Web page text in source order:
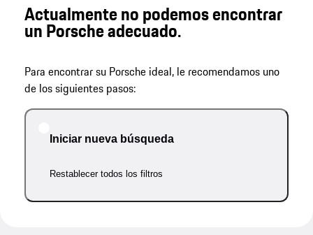
Actualmente no podemos encontrar
un Porsche adecuado.
Para encontrar su Porsche ideal, le recomendamos uno
de los siguientes pasos:
Iniciar nueva búsqueda
Restablecer todos los filtros